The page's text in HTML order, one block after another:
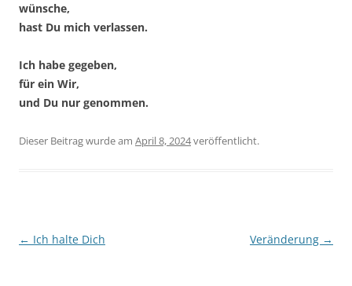
wünsche,
hast Du mich verlassen.
Ich habe gegeben,
für ein Wir,
und Du nur genommen.
Dieser Beitrag wurdeam April 8, 2024veröffentlicht.
Beitragsnavigation
← Ich halte Dich Veränderung →